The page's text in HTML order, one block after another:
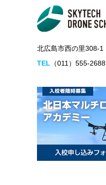
北広島市西の里308-1
TEL （011）555-2688